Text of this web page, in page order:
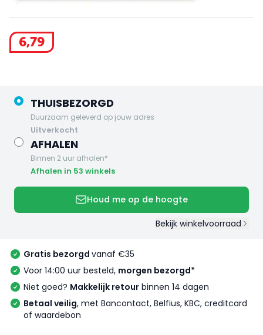
6,79
THUISBEZORGD
Duurzaam geleverd op jouw adres
uitverkocht
AFHALEN
Binnen 2 uur afhalen*
Afhalen in 53 winkels
Houd me op de hoogte
Bekijk winkelvoorraad
Gratis bezorgd vanaf €35
Voor 14:00 uur besteld, morgen bezorgd*
Niet goed? Makkelijk retour binnen 14 dagen
Betaal veilig, met Bancontact, Belfius, KBC, creditcard
of waardebon